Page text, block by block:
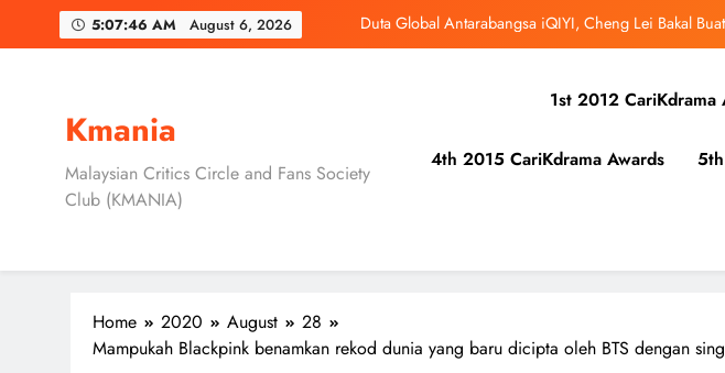
5:07:47 AM August 6, 2026
‘Dibunuh atau Membunuh’: Filem
Duta Global Antarabangsa iQIYI, Cheng Lei Bakal
‘Dibunuh atau Membunuh’: Filem
Kmania
Malaysian Critics Circle and Fans Society
Club (KMANIA)
1st 2012 CariKdrama
4th 2015 CariKdrama Awards
Home 2020 August
28
Mampukah Blackpink benamkan rekod dunia yang baru dicipta oleh BTS dengan